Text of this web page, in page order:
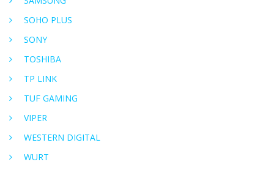
SOHO PLUS
SONY
TOSHIBA
TP LINK
TUF GAMING
VIPER
WESTERN DIGITAL
WURT